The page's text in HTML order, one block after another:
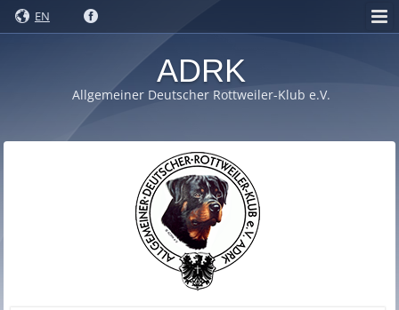
EN
ADRK
Allgemeiner Deutscher Rottweiler-Klub e.V.